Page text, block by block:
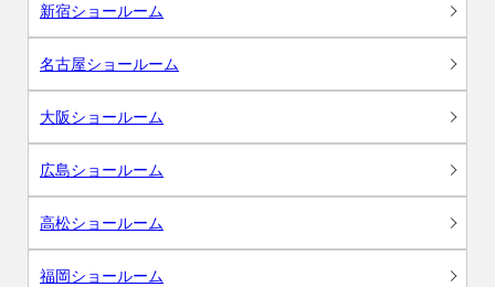
新宿ショールーム
名古屋ショールーム
大阪ショールーム
広島ショールーム
高松ショールーム
福岡ショールーム